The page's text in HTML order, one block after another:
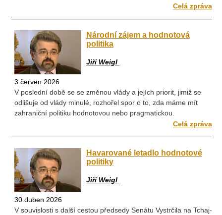
Celá zpráva
Národní zájem a hodnotová
politika
Jiří Weigl
3.červen 2026
V poslední době se se změnou vlády a jejích priorit, jimiž se
odlišuje od vlády minulé, rozhořel spor o to, zda máme mít
zahraniční politiku hodnotovou nebo pragmatickou.
Celá zpráva
Havarované letadlo hodnotové
politiky
Jiří Weigl
30.duben 2026
V souvislosti s další cestou předsedy Senátu Vystrčila na Tchaj-